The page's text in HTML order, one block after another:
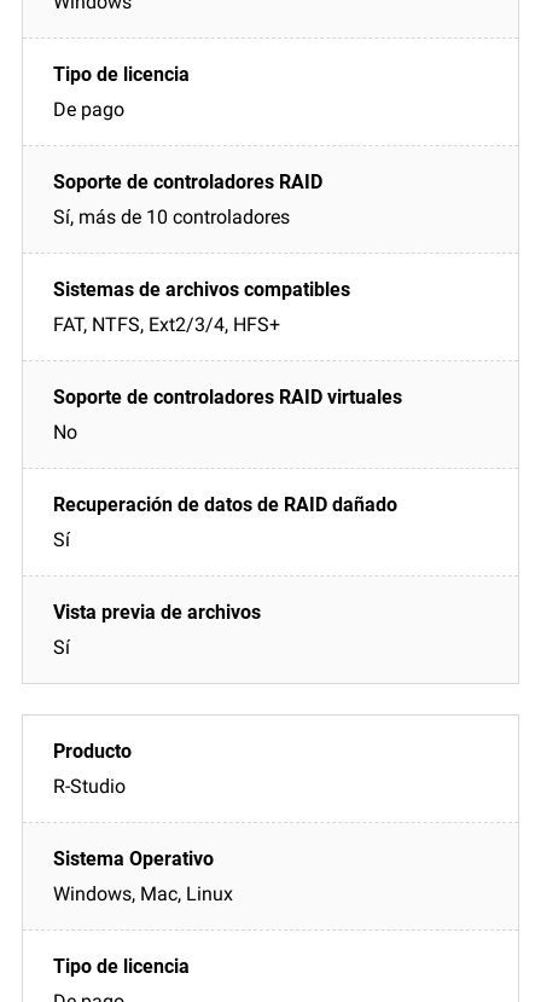
De pago
Sí, más de 10 controladores
FAT, NTFS, Ext2/3/4, HFS+
No
Sí
Sí
R-Studio
Windows, Mac, Linux